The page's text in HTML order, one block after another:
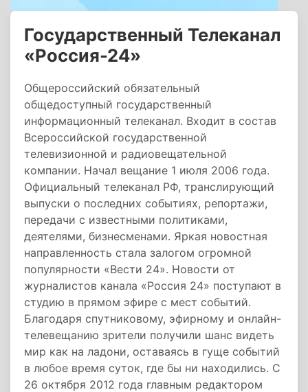
Государственный Телеканал
«Россия-24»
Общероссийский обязательный
общедоступный государственный
информационный телеканал. Входит в состав
Всероссийской государственной
телевизионной и радиовещательной
компании. Начал вещание 1 июля 2006 года.
Официальный телеканал РФ, транслирующий
выпуски о последних событиях, репортажи,
передачи с известными политиками,
деятелями, бизнесменами. Яркая новостная
направленность стала залогом огромной
популярности «Вести 24». Новости от
журналистов канала «Россия 24» поступают в
студию в прямом эфире с мест событий.
Благодаря спутниковому, эфирному и онлайн-
телевещанию зрители получили шанс видеть
мир как на ладони, оставаясь в гуще событий
в любое время суток, где бы ни находились. С
26 октября 2012 года главным редактором